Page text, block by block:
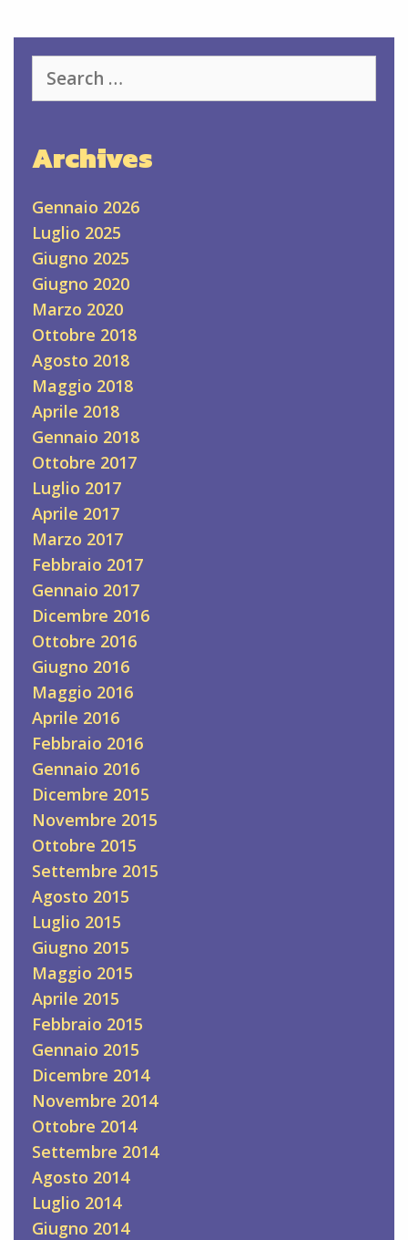
for:
Archives
Gennaio 2026
Luglio 2025
Giugno 2025
Giugno 2020
Marzo 2020
Ottobre 2018
Agosto 2018
Maggio 2018
Aprile 2018
Gennaio 2018
Ottobre 2017
Luglio 2017
Aprile 2017
Marzo 2017
Febbraio 2017
Gennaio 2017
Dicembre 2016
Ottobre 2016
Giugno 2016
Maggio 2016
Aprile 2016
Febbraio 2016
Gennaio 2016
Dicembre 2015
Novembre 2015
Ottobre 2015
Settembre 2015
Agosto 2015
Luglio 2015
Giugno 2015
Maggio 2015
Aprile 2015
Febbraio 2015
Gennaio 2015
Dicembre 2014
Novembre 2014
Ottobre 2014
Settembre 2014
Agosto 2014
Luglio 2014
Giugno 2014